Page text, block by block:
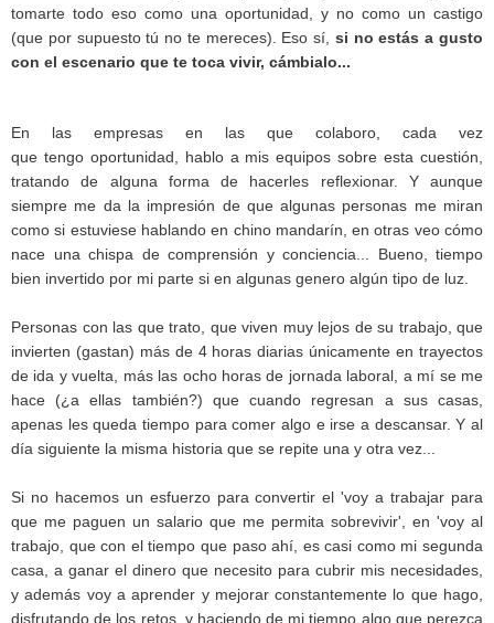
tomarte todo eso como una oportunidad, y no como un castigo
(que por supuesto tú no te mereces). Eso sí, si no estás a gusto
con el escenario que te toca vivir, cámbialo...
En las empresas en las que colaboro, cada vez
que tengo oportunidad, hablo a mis equipos sobre esta cuestión,
tratando de alguna forma de hacerles reflexionar. Y aunque
siempre me da la impresión de que algunas personas me miran
como si estuviese hablando en chino mandarín, en otras veo cómo
nace una chispa de comprensión y conciencia... Bueno, tiempo
bien invertido por mi parte si en algunas genero algún tipo de luz.
Personas con las que trato, que viven muy lejos de su trabajo, que
invierten (gastan) más de 4 horas diarias únicamente en trayectos
de ida y vuelta, más las ocho horas de jornada laboral, a mí se me
hace (¿a ellas también?) que cuando regresan a sus casas,
apenas les queda tiempo para comer algo e irse a descansar. Y al
día siguiente la misma historia que se repite una y otra vez...
Si no hacemos un esfuerzo para convertir el 'voy a trabajar para
que me paguen un salario que me permita sobrevivir', en 'voy al
trabajo, que con el tiempo que paso ahí, es casi como mi segunda
casa, a ganar el dinero que necesito para cubrir mis necesidades,
y además voy a aprender y mejorar constantemente lo que hago,
disfrutando de los retos, y haciendo de mi tiempo algo que perezca